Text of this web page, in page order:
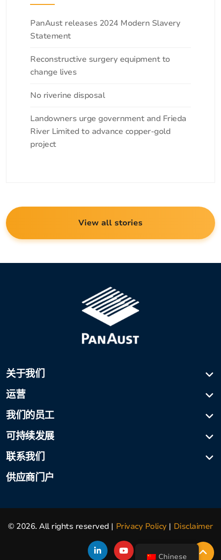
分
类
PanAust releases 2024 Modern Slavery
Statement
Reconstructive surgery equipment to
change lives
No riverine disposal
Landowners urge government and Frieda
River Limited to advance copper-gold
project
View all stories
关于我们
公司简介
公司治理
广晟控股集团吕董事长致辞
最新消息
运营
富康铜金矿
普巴矿业物流
弗里达河项目
我们的员工
董事会
可持续发展
健康与安全
环境
联系我们
Media/general enquiries
供应商门户
© 2026. All rights reserved Privacy Policy Disclaimer
Chinese